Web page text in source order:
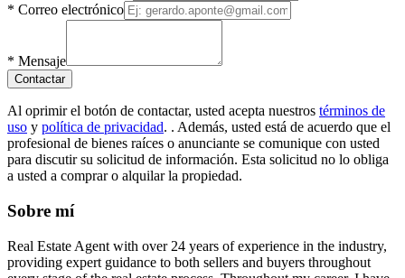
* Correo electrónico
* Mensaje
Contactar
Al oprimir el botón de contactar, usted acepta nuestros términos de
uso y política de privacidad. . Además, usted está de acuerdo que el
profesional de bienes raíces o anunciante se comunique con usted
para discutir su solicitud de información. Esta solicitud no lo obliga
a usted a comprar o alquilar la propiedad.
Sobre mí
Real Estate Agent with over 24 years of experience in the industry,
providing expert guidance to both sellers and buyers throughout